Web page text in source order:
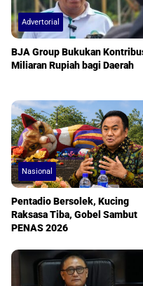
Advertorial
BJA Group Bukukan
Miliaran Rupiah bagi Daerah
Nasional
Pentadio Bersolek, Kucing
Raksasa Tiba, Gobel Sambut
PENAS 2026